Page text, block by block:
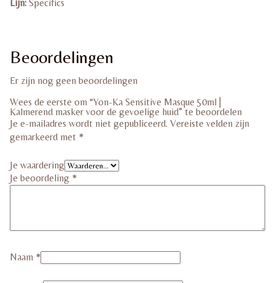
Lijn: Specifics
Beoordelingen
Er zijn nog geen beoordelingen
Wees de eerste om “Yon-Ka Sensitive Masque 50ml |
Kalmerend masker voor de gevoelige huid” te beoordelen
Je e-mailadres wordt niet gepubliceerd. Vereiste velden zijn
gemarkeerd met *
Je waardering
Je beoordeling *
Naam *